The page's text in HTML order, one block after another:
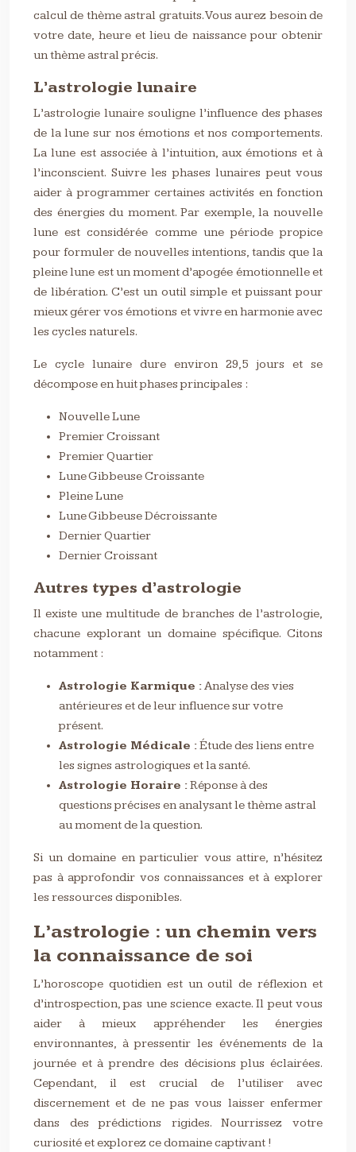
calcul de thème astral gratuits. Vous aurez besoin de
votre date, heure et lieu de naissance pour obtenir
un thème astral précis.
L’astrologie lunaire
L’astrologie lunaire souligne l’influence des phases
de la lune sur nos émotions et nos comportements.
La lune est associée à l’intuition, aux émotions et à
l’inconscient. Suivre les phases lunaires peut vous
aider à programmer certaines activités en fonction
des énergies du moment. Par exemple, la nouvelle
lune est considérée comme une période propice
pour formuler de nouvelles intentions, tandis que la
pleine lune est un moment d’apogée émotionnelle et
de libération. C’est un outil simple et puissant pour
mieux gérer vos émotions et vivre en harmonie avec
les cycles naturels.
Le cycle lunaire dure environ 29,5 jours et se
décompose en huit phases principales :
Nouvelle Lune
Premier Croissant
Premier Quartier
Lune Gibbeuse Croissante
Pleine Lune
Lune Gibbeuse Décroissante
Dernier Quartier
Dernier Croissant
Autres types d’astrologie
Il existe une multitude de branches de l’astrologie,
chacune explorant un domaine spécifique. Citons
notamment :
Astrologie Karmique :Analyse des vies
antérieures et de leur influence sur votre
présent.
Astrologie Médicale :Étude des liens entre
les signes astrologiques et la santé.
Astrologie Horaire :Réponse à des
questions précises en analysant le thème astral
au moment de la question.
Si un domaine en particulier vous attire, n’hésitez
pas à approfondir vos connaissances et à explorer
les ressources disponibles.
L’astrologie : un chemin vers
la connaissance de soi
L’horoscope quotidien est un outil de réflexion et
d’introspection, pas une science exacte. Il peut vous
aider à mieux appréhender les énergies
environnantes, à pressentir les événements de la
journée et à prendre des décisions plus éclairées.
Cependant, il est crucial de l’utiliser avec
discernement et de ne pas vous laisser enfermer
dans des prédictions rigides. Nourrissez votre
curiosité et explorez ce domaine captivant !